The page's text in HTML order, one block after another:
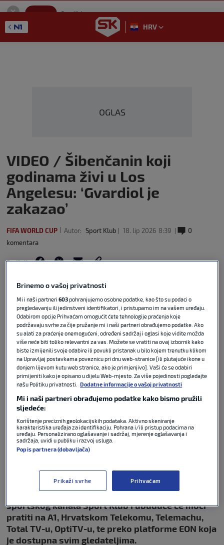
SportKlub
GET - On the Google Play
HRV
OGLAS
VIDEO / Šibenčanin koji
godinama živi u Los
Angelesu: ‘Gvardiol je
zakazao’
FIFA WORLD CUP Autor: Sport Klub 18. lip 2026 8:39
0
komentara
Podijeli :
Naš reporter Vedran Babić nakon utakmice
Hrvatske i Engleske u Dallasu razgovarao je sa
hrvatskim navijačima, a među njima je bio i jedan
Šibenčanin koji već 30-ak godina živi u Los
Angelesu. Otkrio je kako je vidio igru Vatrenih, tko
je bio najlošiji, imao je kratak i zanimljiv osvrt na
nekada.
Gledatelji u Hrvatskoj program regionalnog
sportskog kanala Sport Klub i ubuduće će moći
pratiti na A1, Hrvatskom Telekomu, Telemachu,
Total TV-u, OptiTV-u, te preko platforme EON koja
je dostupna svim gledateljima.
Brinemo o vašoj privatnosti
Mi i naši partneri603pohranjujemo osobne podatke, kao što su podaci o
pregledavanju ili jedinstveni identifikatori, i pristupamo im na vašem uređaju.
Odabirom opcije Prihvaćam omogućit ćete tehnologije praćenja koje
podržavaju svrhe za čije pružanje mi i naši partneri obrađujemo podatke. Ako
su alati za praćenje onemogućeni, određeni sadržaj i oglasi koje vidite možda
više neće biti toliko relevantni za vas. Možete se vratiti na ovaj izbornik kako
biste izmijenili svoje odabire ili povukli pristanak u bilo kojem trenutku klikom
na Upravljaj postavkama poveznicu pri dnu web-stranice [ili plutajuće ikone u
donjem lijevom kutu web stranice, ako je primjenjivo]. Vaši će se odabiri
primijeniti kako je opisano u dijelu Web-mjesto. Za više pojedinosti pogledajte
našu Politiku privatnosti.
Dodatne informacije o vašoj privatnosti
Mi i naši partneri obrađujemo podatke kako bismo pružili
sljedeće:
Korištenje preciznih geolokacijskih podataka. Aktivno skeniranje
karakteristika uređaja za identifikaciju. Pohrana i/ili pristup podacima na
uređaju. Personalizirano oglašavanje i sadržaj, mjerenje oglašavanja i
sadržaja, uvidi u publiku i razvoj usluga.
Popis partnera (dobavljača)
Prikaži svrhe Prihvaćam